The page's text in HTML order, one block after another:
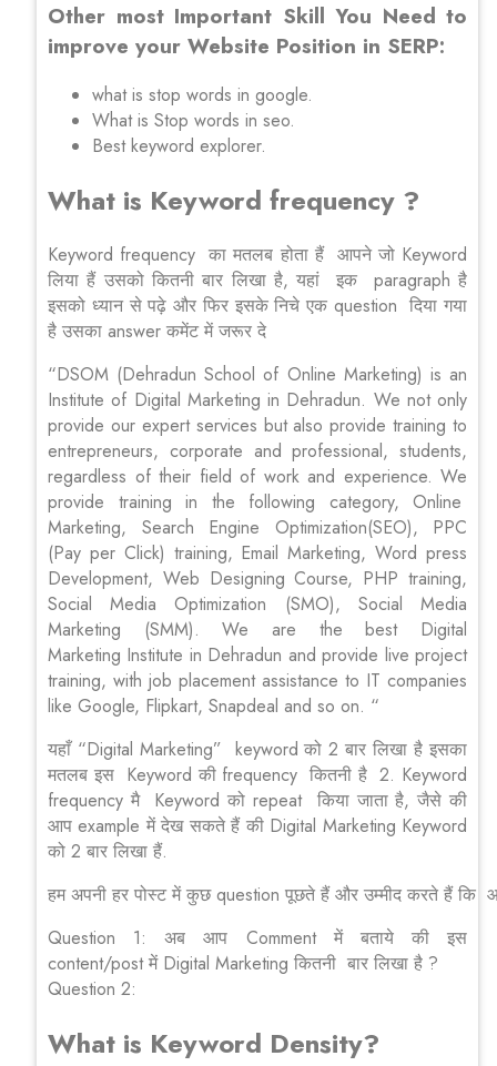
Other most Important Skill You Need to
improve your Website Position in SERP:
what is stop words in google.
What is Stop words in seo.
Best keyword explorer.
What is Keyword frequency ?
Keyword frequency का मतलब होता हैं आपने जो Keyword
लिया हैं उसको कितनी बार लिखा है, यहां इक paragraph है
इसको ध्यान से पढ़े और फिर इसके निचे एक question दिया गया
है उसका answer कमेंट में जरूर दे
“DSOM (Dehradun School of Online Marketing) is an
Institute of Digital Marketing in Dehradun. We not only
provide our expert services but also provide training to
entrepreneurs, corporate and professional, students,
regardless of their field of work and experience. We
provide training in the following category, Online
Marketing, Search Engine Optimization(SEO), PPC
(Pay per Click) training, Email Marketing, Word press
Development, Web Designing Course, PHP training,
Social Media Optimization (SMO), Social Media
Marketing (SMM). We are the best Digital
Marketing Institute in Dehradun and provide live project
training, with job placement assistance to IT companies
like Google, Flipkart, Snapdeal and so on. “
यहाँ “Digital Marketing” keyword को 2 बार लिखा है इसका
मतलब इस Keyword की frequency कितनी है 2. Keyword
frequency मै Keyword को repeat किया जाता है, जैसे की
आप example में देख सकते हैं की Digital Marketing Keyword
को 2 बार लिखा हैं.
हम अपनी हर पोस्ट में कुछ question पूछते हैं और उम्मीद करते हैं
Question 1: अब आप Comment में बताये की इस
content/post में Digital Marketing कितनी बार लिखा है ?
Question 2:
What is Keyword Density?